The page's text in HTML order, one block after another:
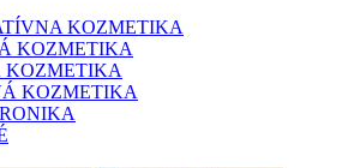
KOZMETIKA
KOZMETIKA
KOZMETIKA
KOZMETIKA